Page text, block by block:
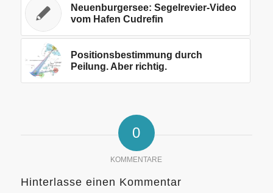
Neuenburgersee: Segelrevier-Video
vom Hafen Cudrefin
Positionsbestimmung durch
Peilung. Aber richtig.
0
KOMMENTARE
Hinterlasse einen Kommentar